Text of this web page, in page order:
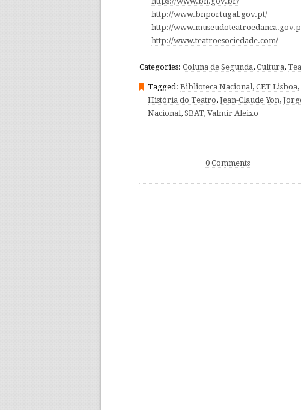
http://www.bnportugal.gov.pt/
http://
http://www.teatroesociedade.com/
Categories: Coluna de Segunda, Cultura,
Tagged: Biblioteca Nacional , CET Lisboa,
História do Teatro, Jean-Claude Yon,
Nacional , SBAT, Valmir Aleixo
0 Comments